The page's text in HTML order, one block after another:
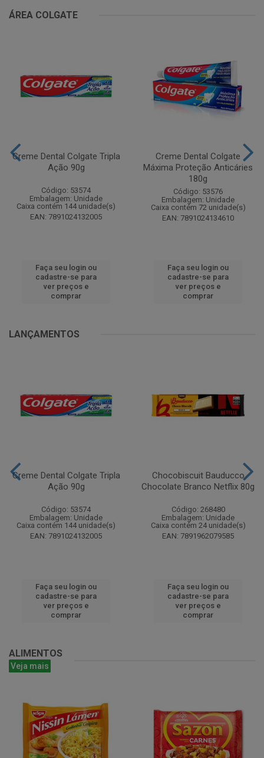
ÁREA COLGATE
Creme Dental Colgate Tripla
Ação 90g
Código: 53574
Embalagem: Unidade
Caixa contém 144 unidade(s)
EAN: 7891024132005
Faça seu login ou
cadastre-se para
ver preços e
comprar
Creme Dental Colgate
Máxima Proteção Anticáries
180g
Código: 53576
Embalagem: Unidade
Caixa contém 72 unidade(s)
EAN: 7891024134610
Faça seu login ou
cadastre-se para
ver preços e
comprar
LANÇAMENTOS
Creme Dental Colgate Tripla
Ação 90g
Código: 53574
Embalagem: Unidade
Caixa contém 144 unidade(s)
EAN: 7891024132005
Faça seu login ou
cadastre-se para
ver preços e
comprar
Chocobiscuit Bauducco
Chocolate Branco Netflix 80g
Código: 268480
Embalagem: Unidade
Caixa contém 24 unidade(s)
EAN: 7891962079585
Faça seu login ou
cadastre-se para
ver preços e
comprar
ALIMENTOS
Veja mais